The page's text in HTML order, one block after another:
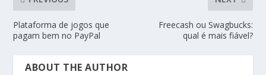
Plataforma de jogos que
pagam bem no PayPal
Freecash ou Swagbucks:
qual é mais fiável?
ABOUT THE AUTHOR